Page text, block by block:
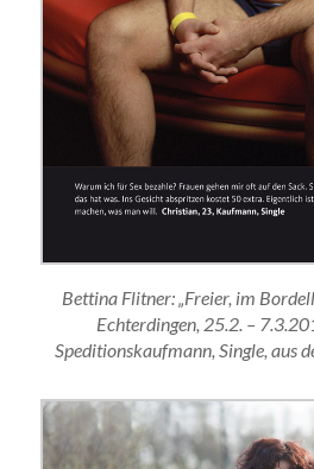
Bettina Flitner: „Freier, im
Echterdingen, 25.2. –
Speditionskaufmann, Single, aus